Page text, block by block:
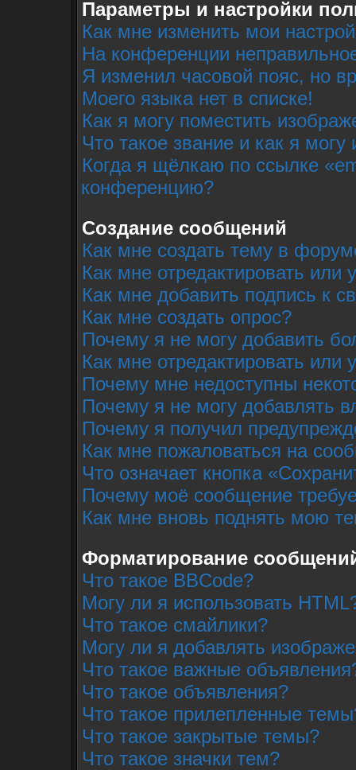
Параметры и настройки
Как мне изменить мои
На конференции
Я изменил часовой пояс, но
Моего языка нет в списке!
Как я могу поместить
Что такое звание и как я могу
Когда я щёлкаю по ссылке
конференцию?
Создание сообщений
Как мне создать тему в
Как мне отредактировать или
Как мне добавить подпись к
Как мне создать опрос?
Почему я не могу добавить
Как мне отредактировать или
Почему мне недоступны
Почему я не могу добавлять
Почему я получил
Как мне пожаловаться на
Что означает кнопка
Почему моё сообщение
Как мне вновь поднять мою
Форматирование
Что такое BBCode?
Могу ли я использовать
Что такое смайлики?
Могу ли я добавлять
Что такое важные
Что такое объявления?
Что такое прилепленные
Что такое закрытые темы?
Что такое значки тем?